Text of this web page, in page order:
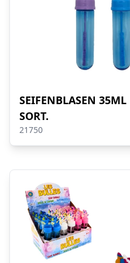
SEIFENBLASEN
SORT.
21750